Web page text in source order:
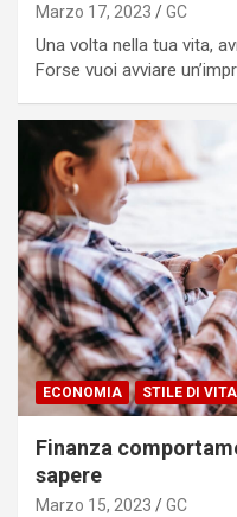
Marzo 17, 2023 GC
Una volta nella tua vita,
Forse vuoi avviare
ECONOMIA STILE DI VITA
Finanza
sapere
Marzo 15, 2023 GC